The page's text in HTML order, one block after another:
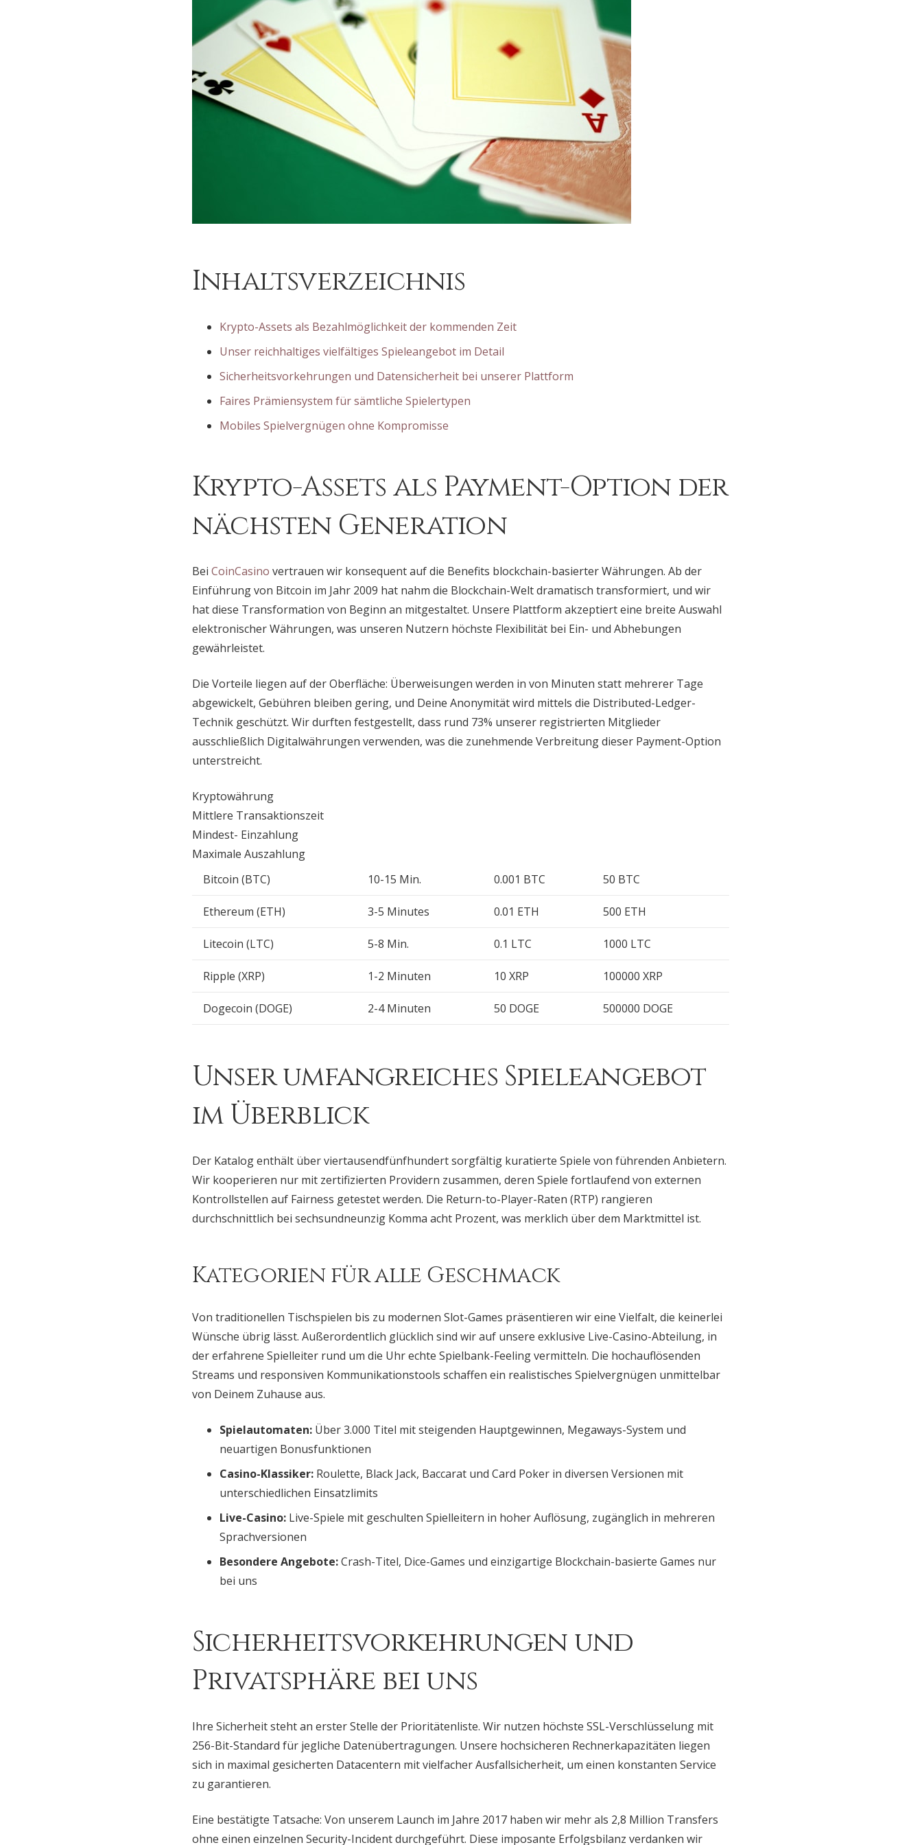
Inhaltsverzeichnis
Krypto-Assets als Bezahlmöglichkeit der kommenden Zeit
Unser reichhaltiges vielfältiges Spieleangebot im Detail
Sicherheitsvorkehrungen und Datensicherheit bei unserer Plattform
Faires Prämiensystem für sämtliche Spielertypen
Mobiles Spielvergnügen ohne Kompromisse
Krypto-Assets als Payment-Option der
nächsten Generation
Bei CoinCasino vertrauen wir konsequent auf die Benefits blockchain-basierter Währungen. Ab der
Einführung von Bitcoin im Jahr 2009 hat nahm die Blockchain-Welt dramatisch transformiert, und wir
hat diese Transformation von Beginn an mitgestaltet. Unsere Plattform akzeptiert eine breite Auswahl
elektronischer Währungen, was unseren Nutzern höchste Flexibilität bei Ein- und Abhebungen
gewährleistet.
Die Vorteile liegen auf der Oberfläche: Überweisungen werden in von Minuten statt mehrerer Tage
abgewickelt, Gebühren bleiben gering, und Deine Anonymität wird mittels die Distributed-Ledger-
Technik geschützt. Wir durften festgestellt, dass rund 73% unserer registrierten Mitglieder
ausschließlich Digitalwährungen verwenden, was die zunehmende Verbreitung dieser Payment-Option
unterstreicht.
Kryptowährung
Mittlere Transaktionszeit
Mindest- Einzahlung
Maximale Auszahlung
Bitcoin (BTC)
10-15 Min. 0.001 BTC 50 BTC
Ethereum (ETH) 3-5 Minutes 0.01 ETH 500 ETH
Litecoin (LTC) 5-8 Min. 0.1 LTC 1000 LTC
Ripple (XRP) 1-2 Minuten 10 XRP 100000 XRP
Dogecoin (DOGE) 2-4 Minuten 50 DOGE 500000 DOGE
Unser umfangreiches Spieleangebot
im Überblick
Der Katalog enthält über viertausendfünfhundert sorgfältig kuratierte Spiele von führenden Anbietern.
Wir kooperieren nur mit zertifizierten Providern zusammen, deren Spiele fortlaufend von externen
Kontrollstellen auf Fairness getestet werden. Die Return-to-Player-Raten (RTP) rangieren
durchschnittlich bei sechsundneunzig Komma acht Prozent, was merklich über dem Marktmittel ist.
Kategorien für alle Geschmack
Von traditionellen Tischspielen bis zu modernen Slot-Games präsentieren wir eine Vielfalt, die keinerlei
Wünsche übrig lässt. Außerordentlich glücklich sind wir auf unsere exklusive Live-Casino-Abteilung, in
der erfahrene Spielleiter rund um die Uhr echte Spielbank-Feeling vermitteln. Die hochauflösenden
Streams und responsiven Kommunikationstools schaffen ein realistisches Spielvergnügen unmittelbar
von Deinem Zuhause aus.
Spielautomaten:Über 3.000 Titel mit steigenden Hauptgewinnen, Megaways-System und
neuartigen Bonusfunktionen
Casino-Klassiker:Roulette, Black Jack, Baccarat und Card Poker in diversen Versionen mit
unterschiedlichen Einsatzlimits
Live-Casino:Live-Spiele mit geschulten Spielleitern in hoher Auflösung, zugänglich in mehreren
Sprachversionen
Besondere Angebote:Crash-Titel, Dice-Games und einzigartige Blockchain-basierte Games nur
bei uns
Sicherheitsvorkehrungen und
Privatsphäre bei uns
Ihre Sicherheit steht an erster Stelle der Prioritätenliste. Wir nutzen höchste SSL-Verschlüsselung mit
256-Bit-Standard für jegliche Datenübertragungen. Unsere hochsicheren Rechnerkapazitäten liegen
sich in maximal gesicherten Datacentern mit vielfacher Ausfallsicherheit, um einen konstanten Service
zu garantieren.
Eine bestätigte Tatsache: Von unserem Launch im Jahre 2017 haben wir mehr als 2,8 Million Transfers
ohne einen einzelnen Security-Incident durchgeführt. Diese imposante Erfolgsbilanz verdanken wir